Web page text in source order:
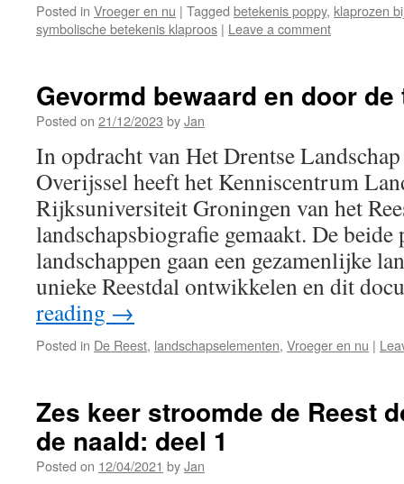
Posted in Vroeger en nu | Tagged betekenis poppy, klaprozen
symbolische betekenis klaproos | Leave a comment
Gevormd bewaard en door
Posted on 21/12/2023 byJan
In opdracht van Het Drentse
Overijssel heeft het Kenniscentrum
Rijksuniversiteit Groningen van het
landschapsbiografie gemaakt. De
landschappen gaan een gezamenlijke
unieke Reestdal ontwikkelen en dit
reading →
Posted in De Reest, landschapselementen, Vroeger en nu |
Zes keer stroomde de Reest
de naald: deel 1
Posted on 12/04/2021 byJan